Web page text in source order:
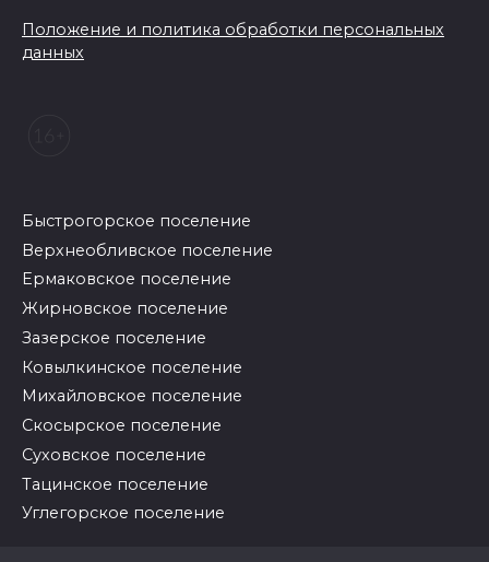
Положение и политика обработки персональных
данных
Быстрогорское поселение
Верхнеобливское поселение
Ермаковское поселение
Жирновское поселение
Зазерское поселение
Ковылкинское поселение
Михайловское поселение
Скосырское поселение
Суховское поселение
Тацинское поселение
Углегорское поселение